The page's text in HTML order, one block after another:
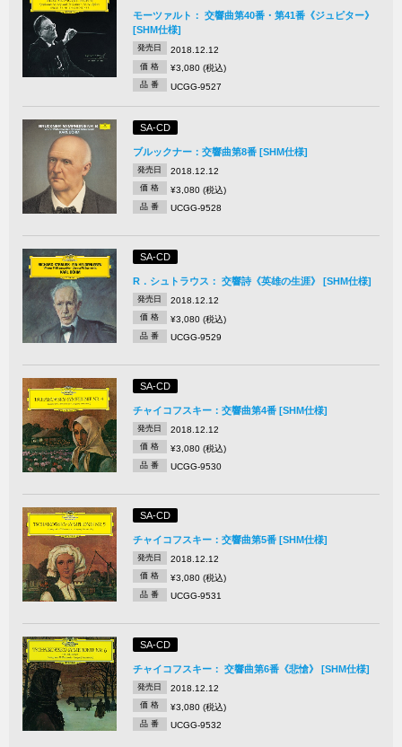
モーツァルト： 交響曲第40番・第41番《ジュピター》
[SHM仕様]
発売日 2018.12.12
価 格 ¥3,080 (税込)
品 番 UCGG-9527
SA-CD
ブルックナー：交響曲第8番 [SHM仕様]
発売日 2018.12.12
価 格 ¥3,080 (税込)
品 番 UCGG-9528
SA-CD
R．シュトラウス： 交響詩《英雄の生涯》 [SHM仕様]
発売日 2018.12.12
価 格 ¥3,080 (税込)
品 番 UCGG-9529
SA-CD
チャイコフスキー：交響曲第4番 [SHM仕様]
発売日 2018.12.12
価 格 ¥3,080 (税込)
品 番 UCGG-9530
SA-CD
チャイコフスキー：交響曲第5番 [SHM仕様]
発売日 2018.12.12
価 格 ¥3,080 (税込)
品 番 UCGG-9531
SA-CD
チャイコフスキー： 交響曲第6番《悲愴》 [SHM仕様]
発売日 2018.12.12
価 格 ¥3,080 (税込)
品 番 UCGG-9532